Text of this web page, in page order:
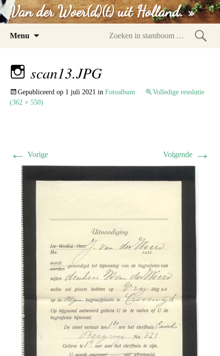
Van der Woer(d)(t) uit Holland. »
Menu
scan13.JPG
Gepubliceerd op 1 juli 2021 in Fotoalbum
Volledige resolutie
(362 × 550)
← Vorige Volgende →